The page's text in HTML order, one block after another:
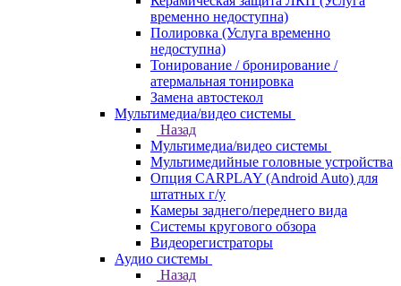
временно недоступна)
Полировка (Услуга временно
недоступна)
Тонирование / бронирование /
атермальная тонировка
Замена автостекол
Мультимедиа/видео системы
Назад
Мультимедиа/видео системы
Мультимедийные головные устройства
Опция CARPLAY (Android Auto) для
штатных г/у
Камеры заднего/переднего вида
Системы кругового обзора
Видеорегистраторы
Аудио системы
Назад